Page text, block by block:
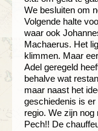
We besluiten om
Volgende halte
waar ook
Machaerus. Het
klimmen. Maar
Adel geregeld
behalve wat
maar naast het
geschiedenis is
regio. We zijn
Pech!! De